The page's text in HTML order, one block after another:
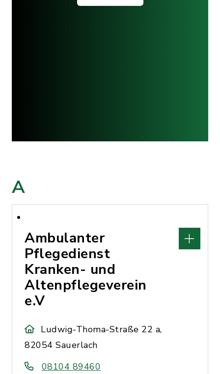
A
Ambulanter
Pflegedienst
Kranken- und
Altenpflegeverein
e.V
Ludwig-Thoma-Straße 22 a,
82054 Sauerlach
08104 89460